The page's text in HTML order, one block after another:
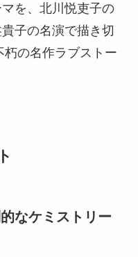
を、北川悦吏子の
子の名演で描き切
朽の名作ラブストー
なケミストリー